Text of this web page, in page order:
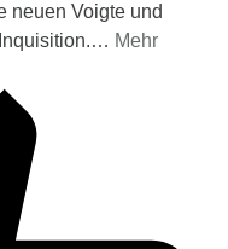
neuen Voigte und
… Mehr